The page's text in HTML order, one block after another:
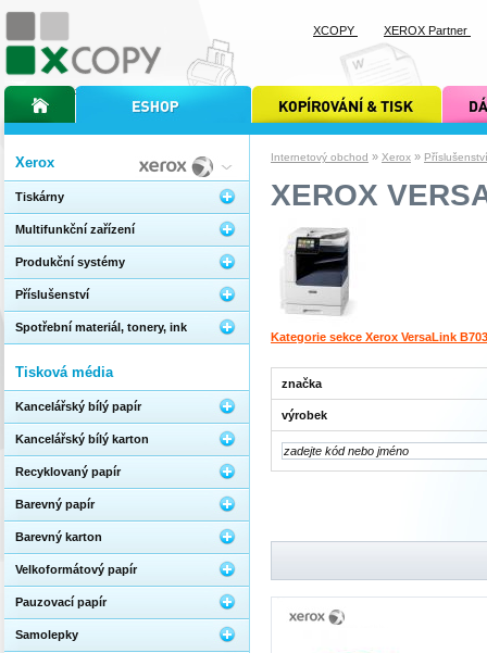
Internetový obchod » Xerox » Příslušenství
XEROX
Kategorie sekce Xerox VersaLink
značka
výrobek
Xerox
Tiskárny
Multifunkční zařízení
Produkční systémy
Příslušenství
Spotřební materiál, tonery, ink
Tisková média
Kancelářský bílý papír
Kancelářský bílý karton
Recyklovaný papír
Barevný papír
Barevný karton
Velkoformátový papír
Pauzovací papír
Samolepky
úvodní stránka xcopyinternetový obchod xcopy kopírování a tisk xcopy dárkové
XCOPY XEROX Partner